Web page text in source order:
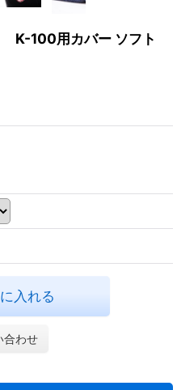
K-100用カバー ソフト
入れる
合わせ